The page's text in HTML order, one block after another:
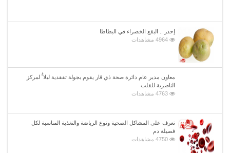
إحذر .. البقع الخضراء في البطاطا
4964 مشاهدات
معاون مدير عام دائرة صحة ذي قار يقوم بجولة تفقدية ليلا ًُ لمركز
الناصرية للقلب
4763 مشاهدات
تعرف على المشاكل الصحية ونوع الرياضة والتغذية المناسبة لكل
فصيلة دم
4750 مشاهدات